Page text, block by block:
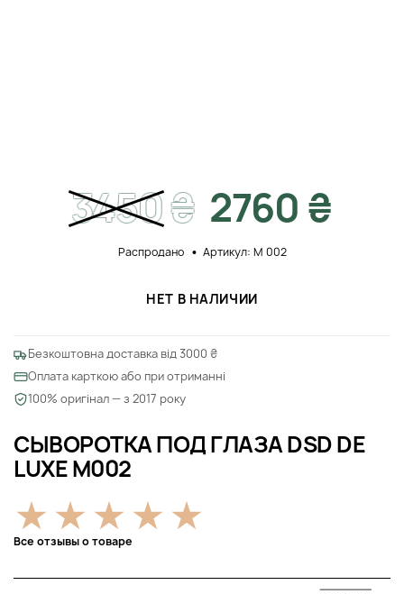
СЫВОРОТКА ПОД ГЛАЗА DSD DE
LUXE M002
Все отзывы о товаре
3450₴ 2760 ₴
Распродано Артикул: M 002
НЕТ В НАЛИЧИИ
Безкоштовна доставка від 3000 ₴
Оплата карткою або при отриманні
100% оригінал — з 2017 року